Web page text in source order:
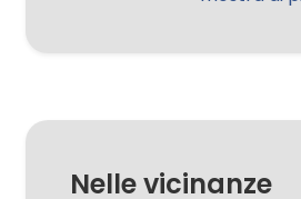
Locali: 1
Nelle vicinanze
Qualsiasi